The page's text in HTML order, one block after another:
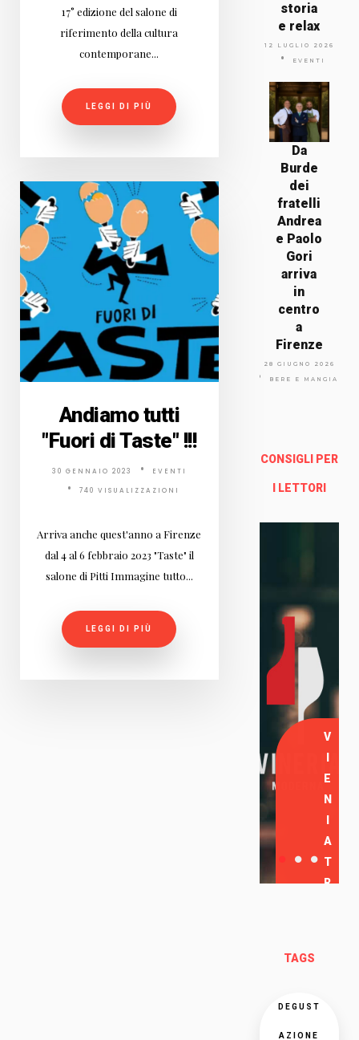
17° edizione del salone di
riferimento della cultura
contemporane...
LEGGI DI PIÙ
Andiamo tutti
"Fuori di Taste" !!!
30 GENNAIO 2023 EVENTI
740 VISUALIZZAZIONI
Arriva anche quest'anno a Firenze
dal 4 al 6 febbraio 2023 "Taste" il
salone di Pitti Immagine tutto...
LEGGI DI PIÙ
storia
e relax
12 LUGLIO 2026
EVENTI
Da
Burde
dei
fratelli
Andrea
e Paolo
Gori
arriva
in
centro
a
Firenze
28 GIUGNO 2026
BERE E MANGIARE
CONSIGLI PER
I LETTORI
Via
Arno
nze
Enoteca Online e al dettaglio
V
E
N
A
T
R
TAGS
DEGUST
AZIONE